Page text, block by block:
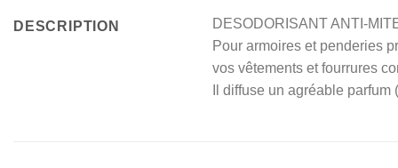
DESCRIPTION
DESODORISANT ANTI-
Pour armoires et penderies
vos vêtements et fourrures
Il diffuse un agréable